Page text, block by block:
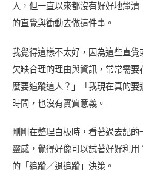
人，但一直以來都沒有好好地釐
的直覺與衝動去做這件事。
我覺得這樣不太好，因為這些直
欠缺合理的理由與資訊，常常需
麼要追蹤這人？」「我現在真的
時間，也沒有實質意義。
剛剛在整理白板時，看著過去記
靈感，覺得好像可以試著好好利
的「追蹤／退追蹤」決策。